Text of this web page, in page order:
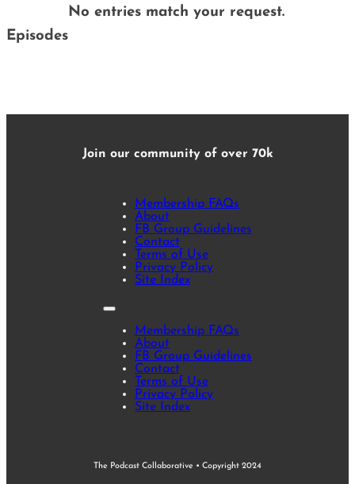
Episodes
No entries match your request.
Join our community of over 70k
Membership FAQs
About
FB Group Guidelines
Contact
Terms of Use
Privacy Policy
Site Index
Membership FAQs
About
FB Group Guidelines
Contact
Terms of Use
Privacy Policy
Site Index
The Podcast Collaborative • Copyright 2024